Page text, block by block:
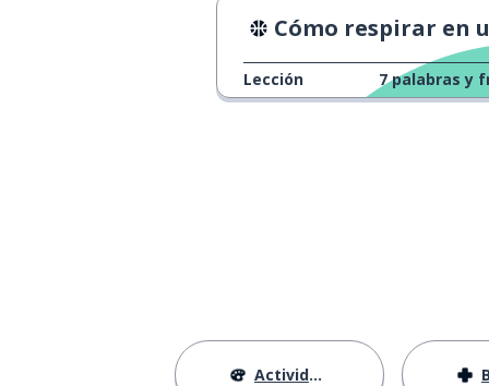
Cómo respirar en un
Lección 7 palabras y
Actividades